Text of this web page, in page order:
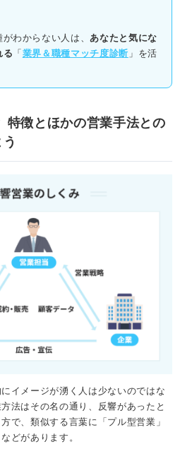
わからない人は、 あなたと気にな
る 「業界＆職種マッチ度診断 」を活
特徴とほかの営業手法との
イメージが湧く人は少ないのではな
法はその名の通り、反響があったと
で、類似する言葉に「プル型営業」
どがあります。
すい
業の2つのデメリット
品質が求められる
！ 反響営業に向いている人の特徴
考えられる
力的に伝えられる
磨きたい
活かせる！ 反響営業に必要な3つの
析力